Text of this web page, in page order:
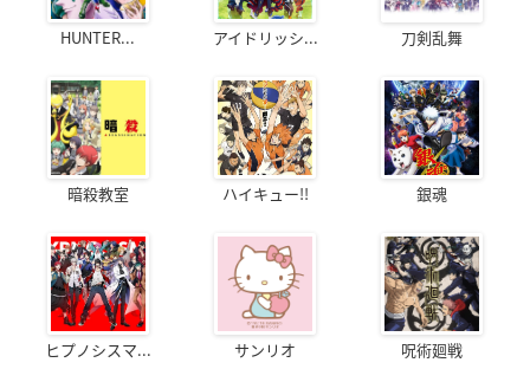
HUNTER... アイドリッシ... 刀剣乱舞
暗殺教室 ハイキュー!! 銀魂
ヒプノシスマ... サンリオ 呪術廻戦